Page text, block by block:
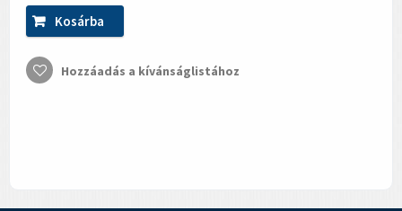
Kosárba
Hozzáadás a kívánságlistához